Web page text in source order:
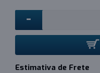
-
Estimativa de Frete